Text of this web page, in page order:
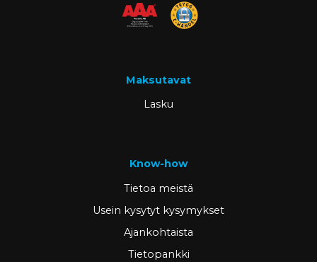
Maksutavat
Lasku
Know-how
Tietoa meistä
Usein kysytyt kysymykset
Ajankohtaista
Tietopankki